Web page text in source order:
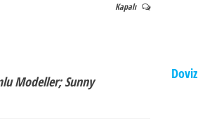
Kapalı
Modeller; Sunny
Doviz